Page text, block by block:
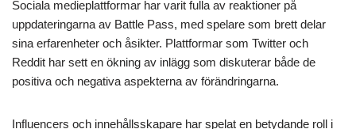
Sociala medieplattformar har varit fulla av reaktioner på
uppdateringarna av Battle Pass, med spelare som brett delar
sina erfarenheter och åsikter. Plattformar som Twitter och
Reddit har sett en ökning av inlägg som diskuterar både de
positiva och negativa aspekterna av förändringarna.
Influencers och innehållsskapare har spelat en betydande roll i